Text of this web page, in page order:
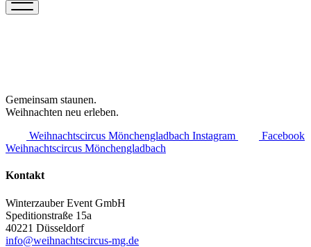
Gemeinsam staunen.
Weihnachten neu erleben.
Weihnachtscircus Mönchengladbach Instagram
Facebook
Weihnachtscircus Mönchengladbach
Kontakt
Winterzauber Event GmbH
Speditionstraße 15a
40221 Düsseldorf
info@weihnachtscircus-mg.de